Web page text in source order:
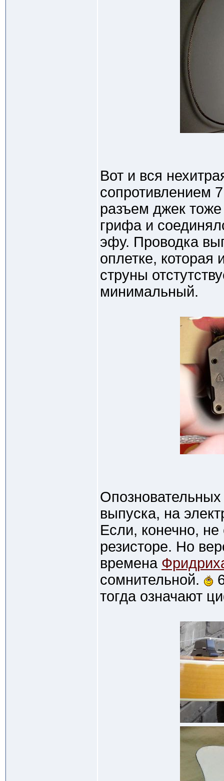
Вот и вся
сопротивлением
разъем джек
грифа и
эфу. Проводка
оплетке, которая
струны
минимальный.
выпуска, на
Если, конечно,
резисторе. Но
времена
сомнительной.
тогда означают